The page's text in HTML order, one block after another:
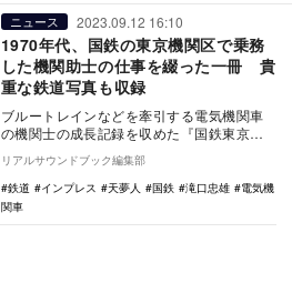
ニュース 2023.09.12 16:10
1970年代、国鉄の東京機関区で乗務
した機関助士の仕事を綴った一冊 貴
重な鉄道写真も収録
ブルートレインなどを牽引する電気機関車
の機関士の成長記録を収めた『国鉄東京機
関区 電気機関車運転台の記録 機関助士
編』（天夢人）…
リアルサウンドブック編集部
鉄道
インプレス 天夢人 国鉄 滝口忠雄
電気機
関車